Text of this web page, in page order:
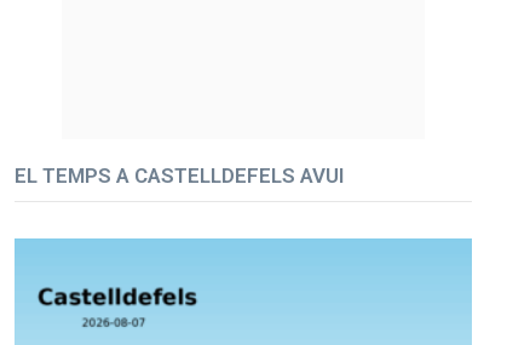
EL TEMPS A CASTELLDEFELS AVUI